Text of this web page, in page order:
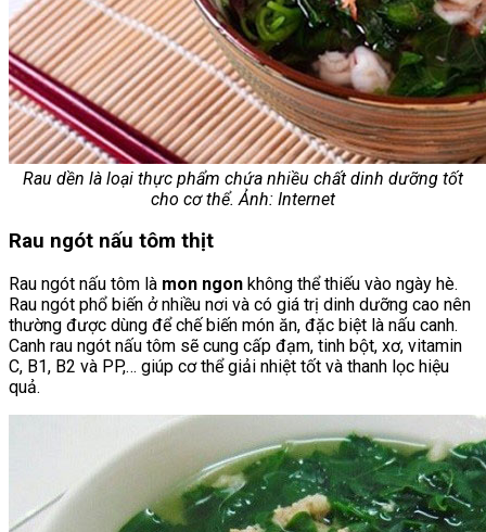
Rau dền là loại thực phẩm chứa nhiều chất dinh dưỡng tốt
cho cơ thể. Ảnh: Internet
Rau ngót nấu tôm thịt
Rau ngót nấu tôm là mon ngon không thể thiếu vào ngày hè.
Rau ngót phổ biến ở nhiều nơi và có giá trị dinh dưỡng cao nên
thường được dùng để chế biến món ăn, đặc biệt là nấu canh.
Canh rau ngót nấu tôm sẽ cung cấp đạm, tinh bột, xơ, vitamin
C, B1, B2 và PP,… giúp cơ thể giải nhiệt tốt và thanh lọc hiệu
quả.